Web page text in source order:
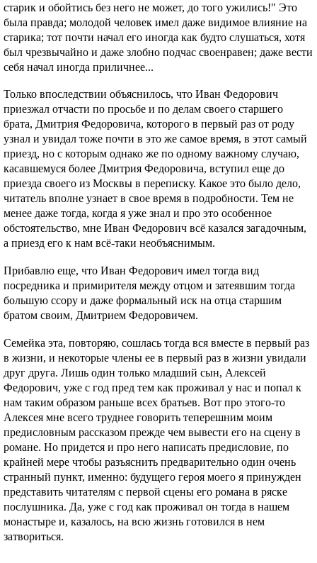
старик и обойтись без него не может, до того ужились!" Это
была правда; молодой человек имел даже видимое влияние на
старика; тот почти начал его иногда как будто слушаться, хотя
был чрезвычайно и даже злобно подчас своенравен; даже вести
себя начал иногда приличнее...
Только впоследствии объяснилось, что Иван Федорович
приезжал отчасти по просьбе и по делам своего старшего
брата, Дмитрия Федоровича, которого в первый раз от роду
узнал и увидал тоже почти в это же самое время, в этот самый
приезд, но с которым однако же по одному важному случаю,
касавшемуся более Дмитрия Федоровича, вступил еще до
приезда своего из Москвы в переписку. Какое это было дело,
читатель вполне узнает в свое время в подробности. Тем не
менее даже тогда, когда я уже знал и про это особенное
обстоятельство, мне Иван Федорович всё казался загадочным,
а приезд его к нам всё-таки необъяснимым.
Прибавлю еще, что Иван Федорович имел тогда вид
посредника и примирителя между отцом и затеявшим тогда
большую ссору и даже формальный иск на отца старшим
братом своим, Дмитрием Федоровичем.
Семейка эта, повторяю, сошлась тогда вся вместе в первый раз
в жизни, и некоторые члены ее в первый раз в жизни увидали
друг друга. Лишь один только младший сын, Алексей
Федорович, уже с год пред тем как проживал у нас и попал к
нам таким образом раньше всех братьев. Вот про этого-то
Алексея мне всего труднее говорить теперешним моим
предисловным рассказом прежде чем вывести его на сцену в
романе. Но придется и про него написать предисловие, по
крайней мере чтобы разъяснить предварительно один очень
странный пункт, именно: будущего героя моего я принужден
представить читателям с первой сцены его романа в ряске
послушника. Да, уже с год как проживал он тогда в нашем
монастыре и, казалось, на всю жизнь готовился в нем
затвориться.